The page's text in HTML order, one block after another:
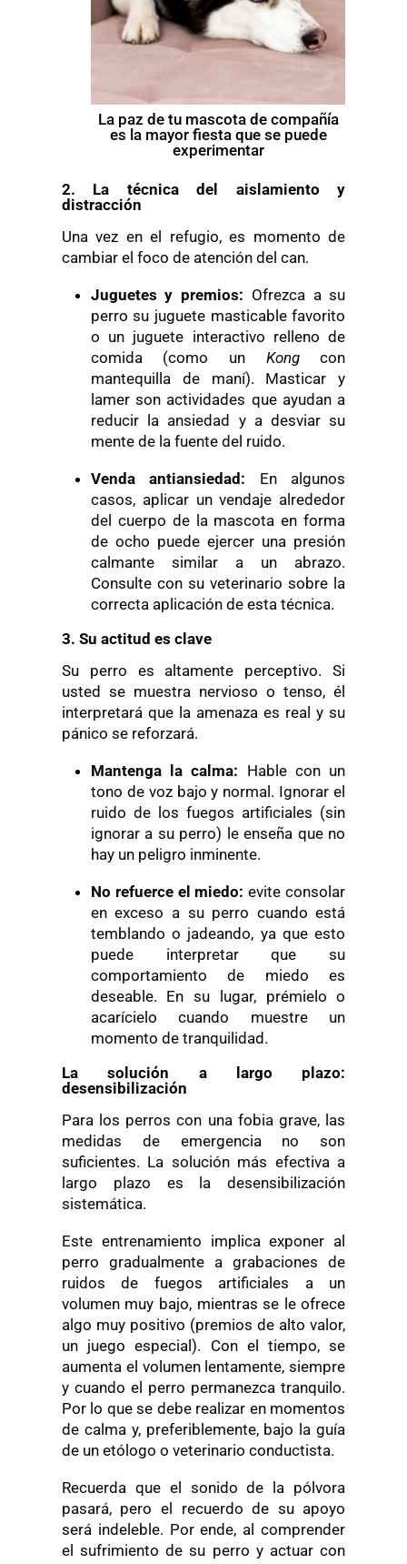
La paz de tu mascota de compañía
es la mayor fiesta que se puede
experimentar
2. La técnica del aislamiento y
distracción
Una vez en el refugio, es momento de
cambiar el foco de atención del can.
Juguetes y premios: Ofrezca a su
perro su juguete masticable favorito
o un juguete interactivo relleno de
comida (como un Kongcon
mantequilla de maní). Masticar y
lamer son actividades que ayudan a
reducir la ansiedad y a desviar su
mente de la fuente del ruido.
Vendaantiansiedad: En algunos
casos, aplicar un vendaje alrededor
del cuerpo de la mascota en forma
de ocho puede ejercer una presión
calmante similar a un abrazo.
Consulte con su veterinario sobre la
correcta aplicación de esta técnica.
3. Su actitud es clave
Su perro es altamente perceptivo. Si
usted se muestra nervioso o tenso, él
interpretará que la amenaza es real y su
pánico se reforzará.
Mantenga lacalma: Hable con un
tono de voz bajo y normal. Ignorar el
ruido de los fuegos artificiales (sin
ignorar a su perro) le enseña que no
hay un peligro inminente.
No refuerce el miedo: evite consolar
en exceso a su perro cuando está
temblando o jadeando, ya que esto
puede interpretar que su
comportamiento de miedo es
deseable. En su lugar, prémielo o
acarícielo cuando muestre un
momento de tranquilidad.
La solución a largo plazo:
desensibilización
Para los perros con una fobia grave, las
medidas de emergencia no son
suficientes. La solución más efectiva a
largo plazo es la desensibilización
sistemática.
Este entrenamiento implica exponer al
perro gradualmente a grabaciones de
ruidos de fuegos artificiales a un
volumen muy bajo, mientras se le ofrece
algo muy positivo (premios de alto valor,
un juego especial). Con el tiempo, se
aumenta el volumen lentamente, siempre
y cuando el perro permanezca tranquilo.
Por lo que se debe realizar en momentos
de calma y, preferiblemente, bajo la guía
de un etólogo o veterinario conductista.
Recuerda que el sonido de la pólvora
pasará, pero el recuerdo de su apoyo
será indeleble. Por ende, al comprender
el sufrimiento de su perro y actuar con